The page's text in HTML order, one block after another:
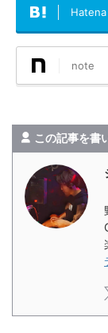
Hatena
note
この記事を書